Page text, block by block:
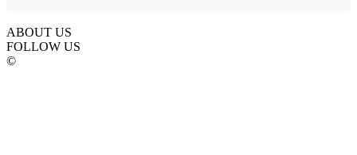
ABOUT US
FOLLOW US
©